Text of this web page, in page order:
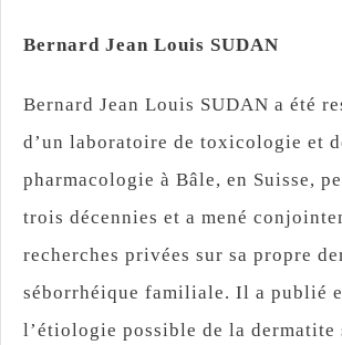
Bernard Jean Louis SUDAN
Bernard Jean Louis SUDAN a été
d’un laboratoire de toxicologie et
pharmacologie à Bâle, en Suisse,
trois décennies et a mené
recherches privées sur sa propre
séborrhéique familiale. Il a publié
l’étiologie possible de la dermatite